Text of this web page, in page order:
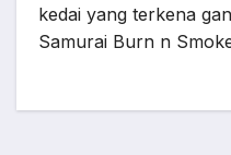
kedai yang terkena
Samurai Burn n